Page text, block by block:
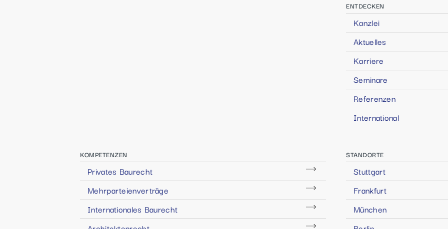
ENTDECKEN
Kanzlei
Aktuelles
Karriere
Seminare
Referenzen
International
KOMPETENZEN
Privates Baurecht
Mehrparteienverträge
Internationales Baurecht
STANDORTE
Stuttgart
Frankfurt
München